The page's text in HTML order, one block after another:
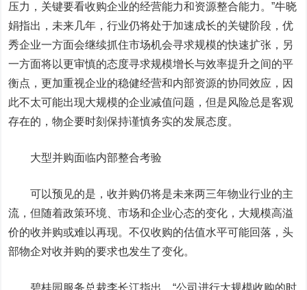
压力，关键要看收购企业的经营能力和资源整合能力。”牛晓
娟指出，未来几年，行业仍将处于加速成长的关键阶段，优
秀企业一方面会继续抓住市场机会寻求规模的快速扩张，另
一方面将以更审慎的态度寻求规模增长与效率提升之间的平
衡点，更加重视企业的稳健经营和内部资源的协同效应，因
此不太可能出现大规模的企业减值问题，但是风险总是客观
存在的，物企要时刻保持谨慎务实的发展态度。
大型并购面临内部整合考验
可以预见的是，收并购仍将是未来两三年物业行业的主
流，但随着政策环境、市场和企业心态的变化，大规模高溢
价的收并购或难以再现。不仅收购的估值水平可能回落，头
部物企对收并购的要求也发生了变化。
碧桂园服务总裁李长江指出，“公司进行大规模收购的时